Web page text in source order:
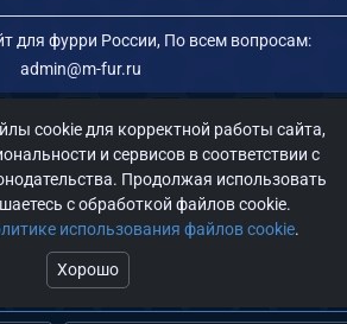
для фурри России, По всем вопросам:
admin@m-fur.ru
cookie для корректной работы сайта,
и сервисов в соответствии с
Продолжая использовать
с обработкой файлов cookie.
использования файлов cookie.
Хорошо